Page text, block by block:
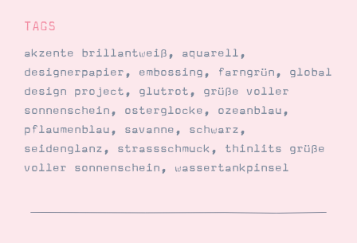
TAGS
akzente brillantweiß, aquarell,
designerpapier, embossing, farngrün, global
design project, glutrot, grüße voller
sonnenschein, osterglocke, ozeanblau,
pflaumenblau, savanne, schwarz,
seidenglanz, strassschmuck, thinlits grüße
voller sonnenschein, wassertankpinsel